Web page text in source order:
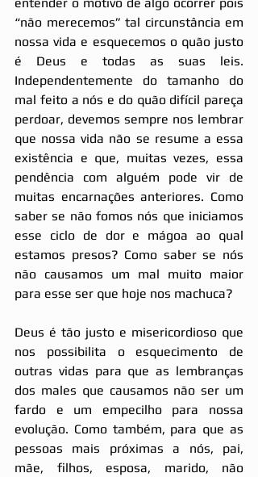
“não merecemos” tal circunstância em
nossa vida e esquecemos o quão justo
é Deus e todas as suas leis.
Independentemente do tamanho do
mal feito a nós e do quão difícil pareça
perdoar, devemos sempre nos lembrar
que nossa vida não se resume a essa
existência e que, muitas vezes, essa
pendência com alguém pode vir de
muitas encarnações anteriores. Como
saber se não fomos nós que iniciamos
esse ciclo de dor e mágoa ao qual
estamos presos? Como saber se nós
não causamos um mal muito maior
para esse ser que hoje nos machuca?
Deus é tão justo e misericordioso que
nos possibilita o esquecimento de
outras vidas para que as lembranças
dos males que causamos não ser um
fardo e um empecilho para nossa
evolução. Como também, para que as
pessoas mais próximas a nós, pai,
mãe, filhos, esposa, marido, não